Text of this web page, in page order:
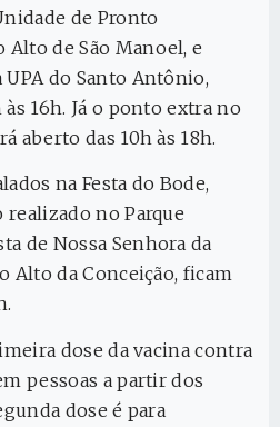
de Pronto
de São Manoel, e
do Santo Antônio,
16h. Já o ponto extra no
aberto das 10h às 18h.
na Festa do Bode,
realizado no Parque
de Nossa Senhora da
Alto da Conceição, ficam
dose da vacina contra
pessoas a partir dos
dose é para